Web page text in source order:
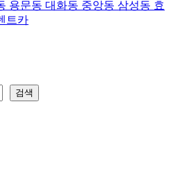
용문동 대화동 중앙동 삼성동 효
트카
검색